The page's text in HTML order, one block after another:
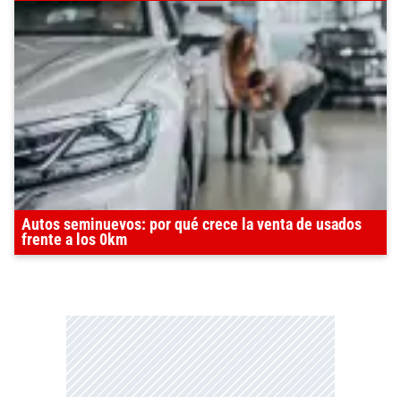
Autos seminuevos: por qué crece la venta de usados
frente a los 0km